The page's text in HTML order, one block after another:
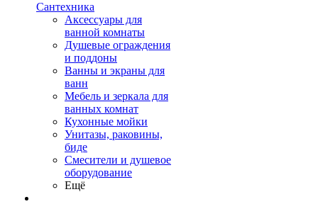
Сантехника
Аксессуары для
ванной комнаты
Душевые ограждения
и поддоны
Ванны и экраны для
ванн
Мебель и зеркала для
ванных комнат
Кухонные мойки
Унитазы, раковины,
биде
Смесители и душевое
оборудование
Ещё